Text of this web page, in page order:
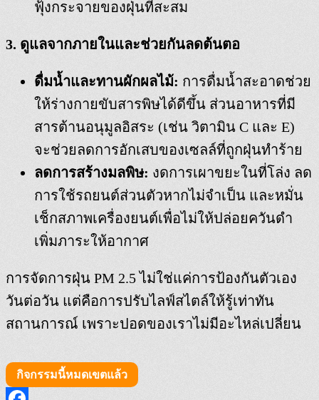
ฟุ้งกระจายของฝุ่นที่สะสม
3. ดูแลจากภายในและช่วยกันลดต้นตอ
ดื่มน้ำและทานผักผลไม้: การดื่มน้ำสะอาดช่วย
ให้ร่างกายขับสารพิษได้ดีขึ้น ส่วนอาหารที่มี
สารต้านอนุมูลอิสระ (เช่น วิตามิน C และ E)
จะช่วยลดการอักเสบของเซลล์ที่ถูกฝุ่นทำร้าย
ลดการสร้างมลพิษ: งดการเผาขยะในที่โล่ง ลด
การใช้รถยนต์ส่วนตัวหากไม่จำเป็น และหมั่น
เช็กสภาพเครื่องยนต์เพื่อไม่ให้ปล่อยควันดำ
เพิ่มภาระให้อากาศ
การจัดการฝุ่น PM 2.5 ไม่ใช่แค่การป้องกันตัวเอง
วันต่อวัน แต่คือการปรับไลฟ์สไตล์ให้รู้เท่าทัน
สถานการณ์ เพราะปอดของเราไม่มีอะไหล่เปลี่ยน
กิจกรรมนี้หมดเขตแล้ว